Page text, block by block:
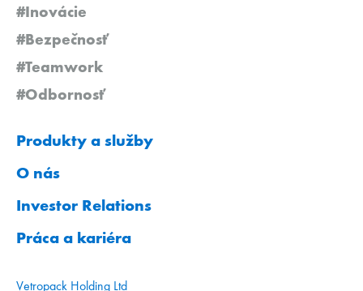
#Inovácie
#Bezpečnosť
#Teamwork
#Odbornosť
Produkty a služby
O nás
Investor Relations
Práca a kariéra
Vetropack Holding Ltd